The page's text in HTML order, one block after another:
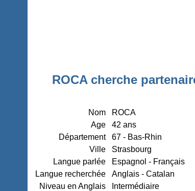
ROCA cherche
Nom
ROCA
Age
42 ans
Département
67 - Bas-Rhin
Ville
Strasbourg
Langue parlée
Espagnol - Français
Langue recherchée
Anglais - Catalan
Niveau en Anglais
Intermédiaire